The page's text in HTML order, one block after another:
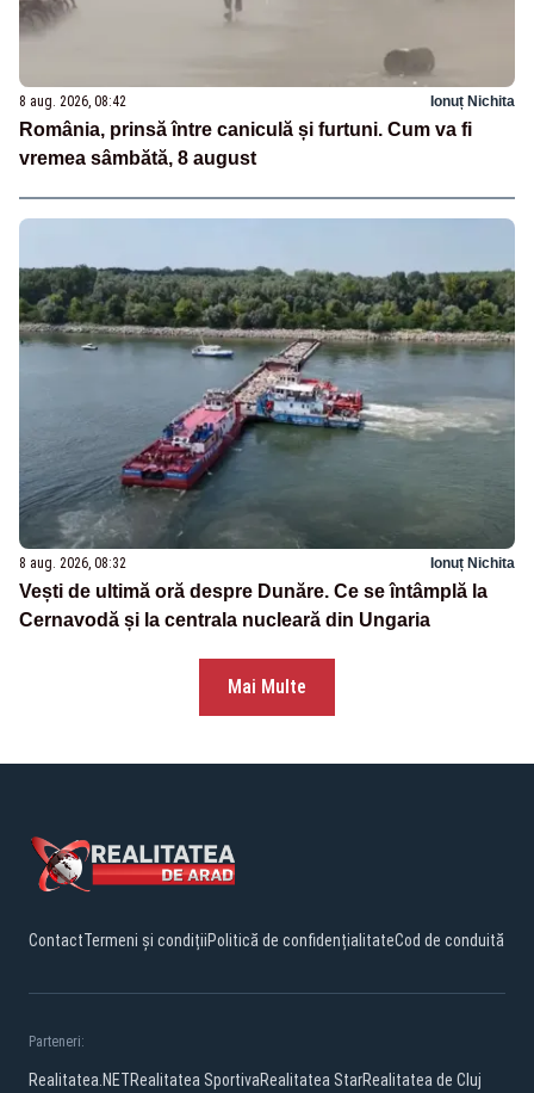
8 aug. 2026, 08:42 Ionuț Nichita
România, prinsă între caniculă și furtuni. Cum va fi
vremea sâmbătă, 8 august
8 aug. 2026, 08:32 Ionuț Nichita
Vești de ultimă oră despre Dunăre. Ce se întâmplă la
Cernavodă și la centrala nucleară din Ungaria
Mai Multe
ContactTermeni și condițiiPolitică de confidențialitateCod de conduită
Parteneri:
Realitatea.NETRealitatea SportivaRealitatea StarRealitatea de Cluj